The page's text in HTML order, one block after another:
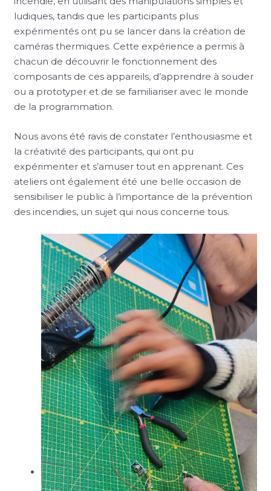
ludiques, tandis que les participants plus
expérimentés ont pu se lancer dans la création de
caméras thermiques. Cette expérience a permis à
chacun de découvrir le fonctionnement des
composants de ces appareils, d’apprendre à souder
ou a prototyper et de se familiariser avec le monde
de la programmation.
Nous avons été ravis de constater l’enthousiasme et
la créativité des participants, qui ont pu
expérimenter et s’amuser tout en apprenant. Ces
ateliers ont également été une belle occasion de
sensibiliser le public à l’importance de la prévention
des incendies, un sujet qui nous concerne tous.